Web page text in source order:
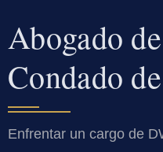
Abogado
Condado
Enfrentar un cargo de